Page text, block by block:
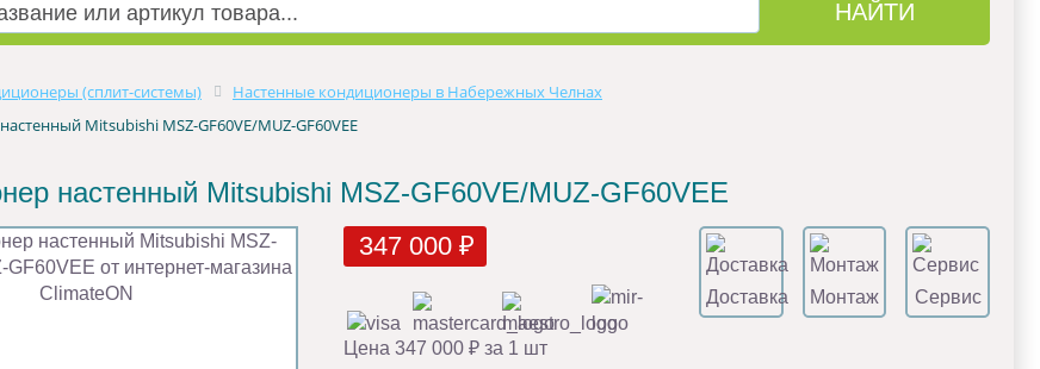
(сплит-системы)
Настенные кондиционеры в Набережных Челнах
Mitsubishi MSZ-GF60VE/MUZ-GF60VEE
настенный Mitsubishi MSZ-GF60VE/MUZ-GF60VEE
347 000 ₽
Доставка Монтаж Сервис
Цена 347 000 ₽ за 1 шт